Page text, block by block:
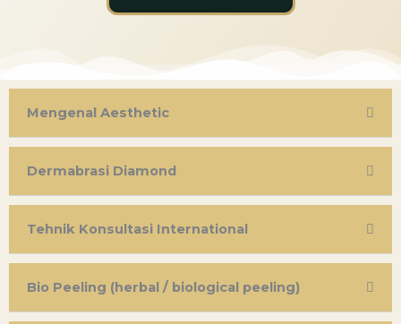
Mengenal Aesthetic
Dermabrasi Diamond
Tehnik Konsultasi International
Bio Peeling (herbal / biological peeling)